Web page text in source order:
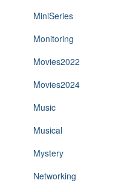
MiniSeries
Monitoring
Movies2022
Movies2024
Music
Musical
Mystery
Networking